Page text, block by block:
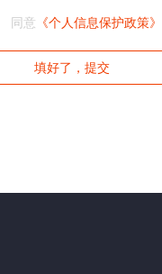
同意 《个人信息保护政策》
填好了，提交